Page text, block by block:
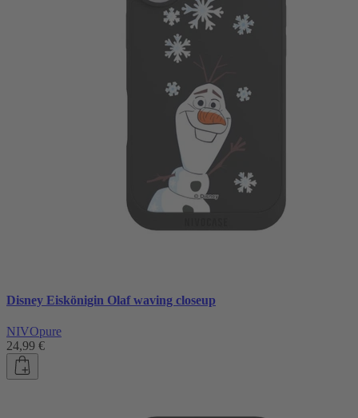
Disney Eiskönigin Olaf waving closeup
NIVOpure
24,99 €